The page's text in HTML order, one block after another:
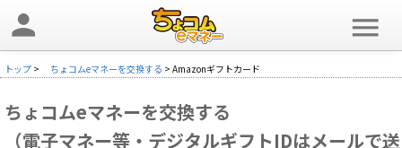
person menu
トップ > ちょコムeマネーを交換する > Amazonギフトカード
ちょコムeマネーを交換する
（電子マネー等・デジタルギフトIDはメールで送